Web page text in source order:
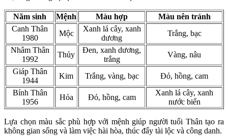
Năm sinh Mệnh Màu hợp
Màu nên tránh
Canh Thân
1980
Mộc
Xanh lá cây, xanh
dương
Trắng, bạc
Nhâm Thân
1992
Thủy
Đen, xanh dương,
trắng
Vàng, nâu
Giáp Thân
1944
Kim Trắng, vàng, bạc
Đỏ, hồng, cam
Bính Thân
1956
Hỏa Đỏ, hồng, cam
Xanh lá cây, xanh
nước biển
Lựa chọn màu sắc phù hợp với mệnh giúp người tuổi Thân tạo ra
không gian sống và làm việc hài hòa, thúc đẩy tài lộc và công danh.